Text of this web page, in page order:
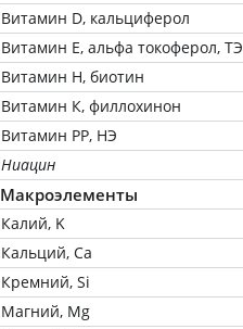
Витамин D, кальциферол
Витамин Е, альфа токоферол, ТЭ
Витамин Н, биотин
Витамин К, филлохинон
Витамин РР, НЭ
Ниацин
Макроэлементы
Калий, K
Кальций, Ca
Кремний, Si
Магний, Mg